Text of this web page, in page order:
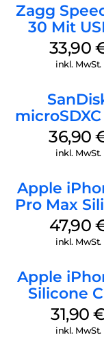
Zagg
30 Mit
Kabel
33,90
inkl. MwSt.
128 GB +
Mobile
36,90
inkl. MwSt.
Apple
Pro Max
Case
Black
47,90
inkl. MwSt.
Apple
Silicone
MagSafe
31,90
inkl. MwSt.